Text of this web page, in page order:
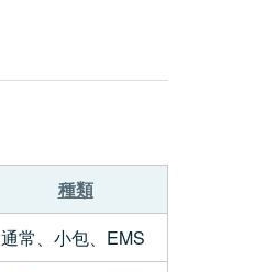
種類
通常、小包、EMS